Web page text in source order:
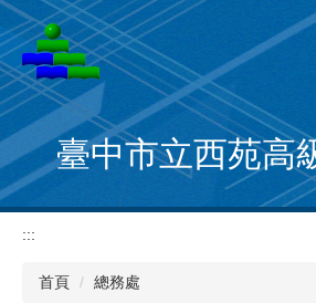
跳
到
主
要
內
容
區
臺中市立西苑高
:::
首頁 總務處